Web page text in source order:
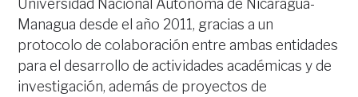
Managua desde el año 2011, gracias a un
protocolo de colaboración entre ambas entidades
para el desarrollo de actividades académicas y de
investigación, además de proyectos de